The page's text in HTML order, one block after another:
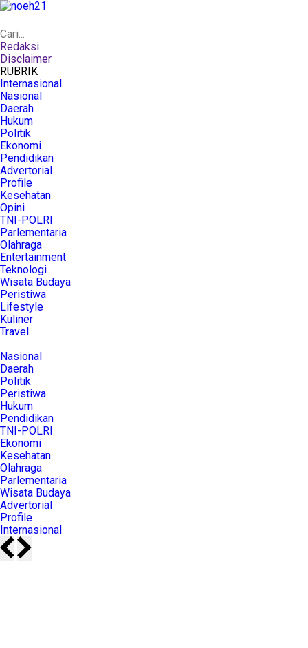
Redaksi
Disclaimer
RUBRIK
Internasional
Nasional
Daerah
Hukum
Politik
Ekonomi
Pendidikan
Advertorial
Profile
Kesehatan
Opini
TNI-POLRI
Parlementaria
Olahraga
Entertainment
Teknologi
Wisata Budaya
Peristiwa
Lifestyle
Kuliner
Travel
Nasional
Daerah
Politik
Peristiwa
Hukum
Pendidikan
TNI-POLRI
Ekonomi
Kesehatan
Olahraga
Parlementaria
Wisata Budaya
Advertorial
Profile
Internasional